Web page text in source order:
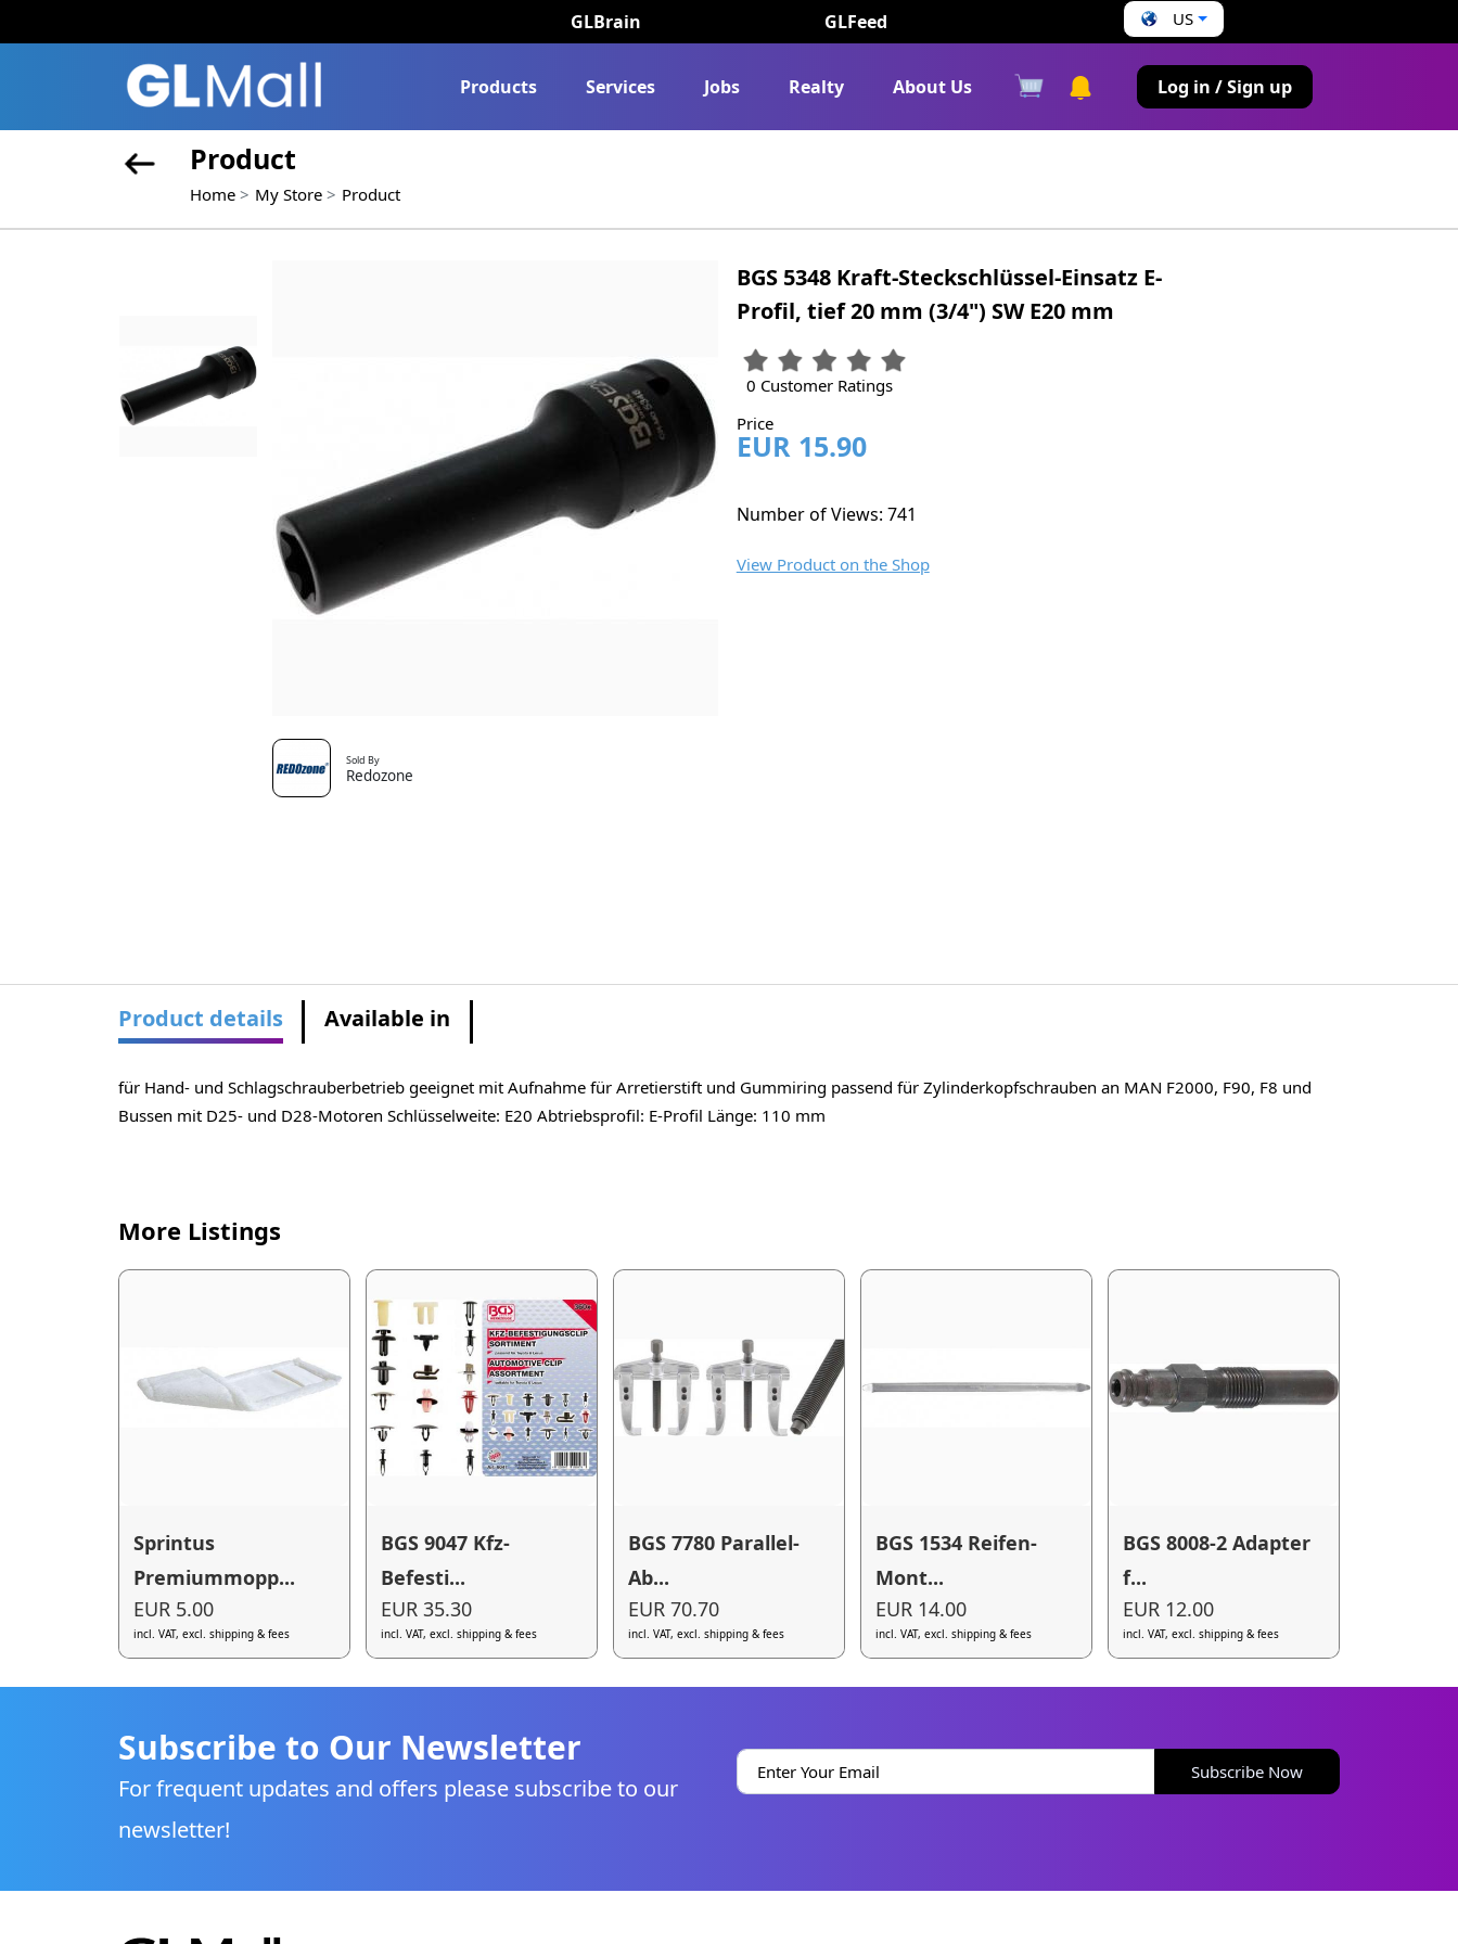
GLBrain GLFeed US
Products Services Jobs Realty About Us Log in / Sign up
Product
Home My Store Product
Sold By
Redozone
BGS 5348 Kraft-Steckschlüssel-Einsatz E-
Profil, tief 20 mm (3/4") SW E20 mm
0 Customer Ratings
Price
EUR 15.90
Number of Views: 741
View Product on the Shop
Product details Available in
für Hand- und Schlagschrauberbetrieb geeignet mit Aufnahme für Arretierstift und Gummiring passend für Zylinderkopfschrauben an MAN F2000, F90, F8 und
Bussen mit D25- und D28-Motoren Schlüsselweite: E20 Abtriebsprofil: E-Profil Länge: 110 mm
More Listings
Sprintus
Premiummopp...
EUR 5.00
incl. VAT, excl. shipping & fees
BGS 9047 Kfz-
Befesti...
EUR 35.30
incl. VAT, excl. shipping & fees
BGS 7780 Parallel-
Ab...
EUR 70.70
incl. VAT, excl. shipping & fees
BGS 1534 Reifen-
Mont...
EUR 14.00
incl. VAT, excl. shipping & fees
BGS 8008-2 Adapter
f...
EUR 12.00
incl. VAT, excl. shipping & fees
Subscribe to Our Newsletter
For frequent updates and offers please subscribe to our
newsletter!
Subscribe Now